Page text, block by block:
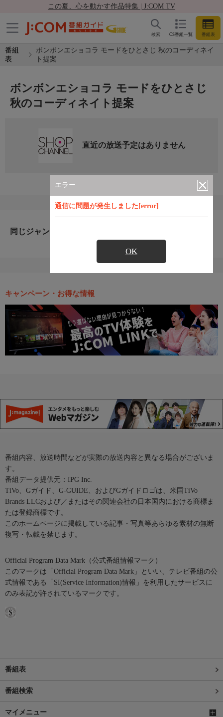
この夏、心を動かす作品特集 | J:COM TV
CS番組一覧 番組表
検索
番組
表
ボンボンエショコラ モードをひとさじ 秋のコーディネイ
ト提案
エラー
通信に問題が発生しました[error]
OK
ボンボンエショコラ モードをひとさじ
秋のコーディネイト提案
直近の放送予定はありません
同じジャンルのおすすめ番組
キャンペーン・お得な情報
番組内容、放送時間などが実際の放送内容と異なる場合がございま
す。
番組データ提供元：IPG Inc.
TiVo、Gガイド、G-GUIDE、およびGガイドロゴは、米国TiVo
Brands LLCおよび／またはその関連会社の日本国内における商標ま
たは登録商標です。
このホームページに掲載している記事・写真等あらゆる素材の無断
複写・転載を禁じます。
Official Program Data Mark（公式番組情報マーク）
このマークは「Official Program Data Mark」といい、テレビ番組の公
式情報である「SI(Service Information)情報」を利用したサービスに
のみ表記が許されているマークです。
番組表
番組検索
マイメニュー